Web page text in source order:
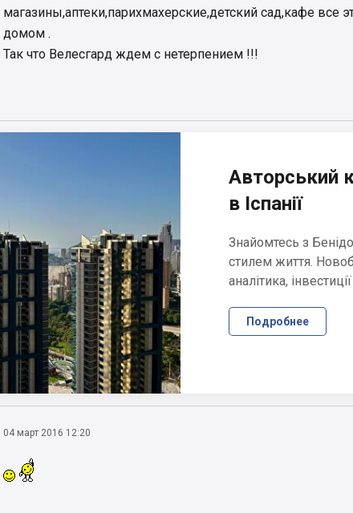
магазины,аптеки,парихмахерские,детский сад,кафе все
домом .
Так что Велесгард ждем с нетерпением !!!
04 март 2016 12:20
Авторський
в Іспанії
Знайомтесь з
стилем життя.
аналітика, інвестиції
Подробнее